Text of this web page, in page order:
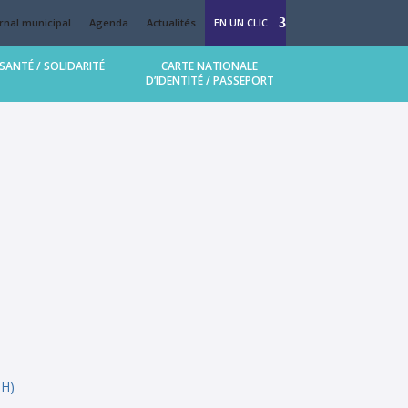
municipal Agenda Actualités EN UN CLIC
SANTÉ / SOLIDARITÉ
CARTE NATIONALE
D’IDENTITÉ / PASSEPORT
Bulle d’enfance)